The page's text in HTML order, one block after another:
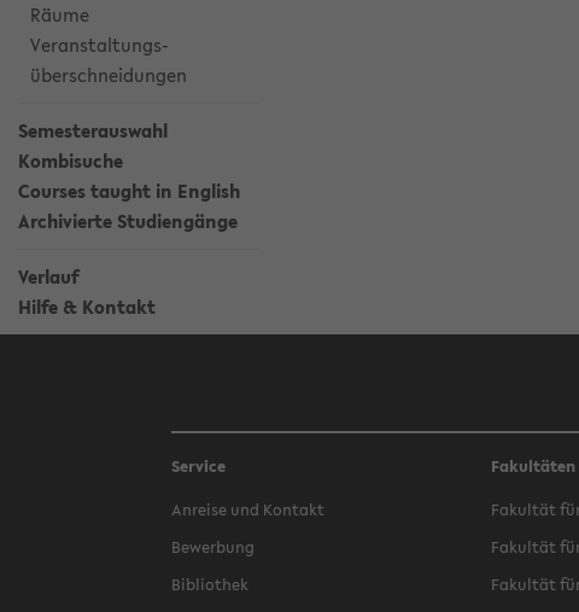
Räume
Veranstaltungs-
überschneidungen
Semesterauswahl
Kombisuche
Courses taught in English
Archivierte Studiengänge
Verlauf
Hilfe & Kontakt
Service
Anreise und Kontakt
Bewerbung
Bibliothek
Fakultäten
Fakultät
Fakultät
Fakultät